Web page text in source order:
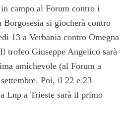
campo al Forum contro i
Borgosesia si giocherà contro
13 a Verbania contro Omegna
trofeo Giuseppe Angelico sarà
amichevole (al Forum a
Poi, il 22 e 23
Lnp a Trieste sarà il primo